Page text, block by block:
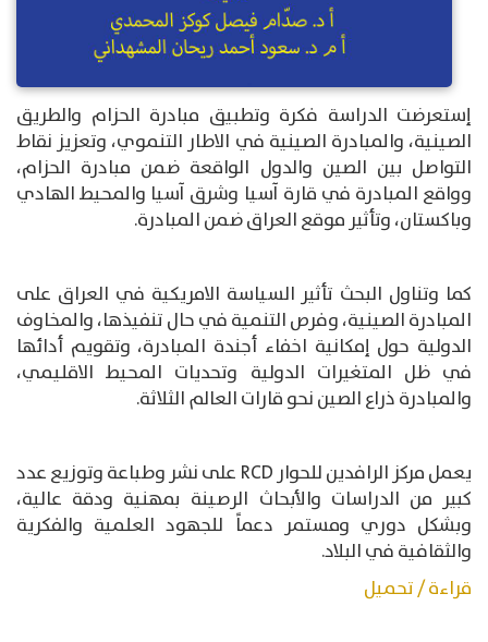
إستعرضت الدراسة فكرة وتطبيق مبادرة الحزام والطريق
الصينية، والمبادرة الصينية في الاطار التنموي، وتعزيز نقاط
التواصل بين الصين والدول الواقعة ضمن مبادرة الحزام،
وواقع المبادرة في قارة آسيا وشرق آسيا والمحيط الهادي
وباكستان، وتأثير موقع العراق ضمن المبادرة.
كما وتناول البحث تأثير السياسة الامريكية في العراق على
المبادرة الصينية، وفرص التنمية في حال تنفيذها، والمخاوف
الدولية حول إمكانية اخفاء أجندة المبادرة، وتقويم أدائها
في ظل المتغيرات الدولية وتحديات المحيط الاقليمي،
والمبادرة ذراع الصين نحو قارات العالم الثلاثة.
يعمل مركز الرافدين للحوار RCD على نشر وطباعة وتوزيع عدد
كبير من الدراسات والأبحاث الرصينة بمهنية ودقة عالية،
وبشكل دوري ومستمر دعماً للجهود العلمية والفكرية
والثقافية في البلاد.
قراءة / تحميل